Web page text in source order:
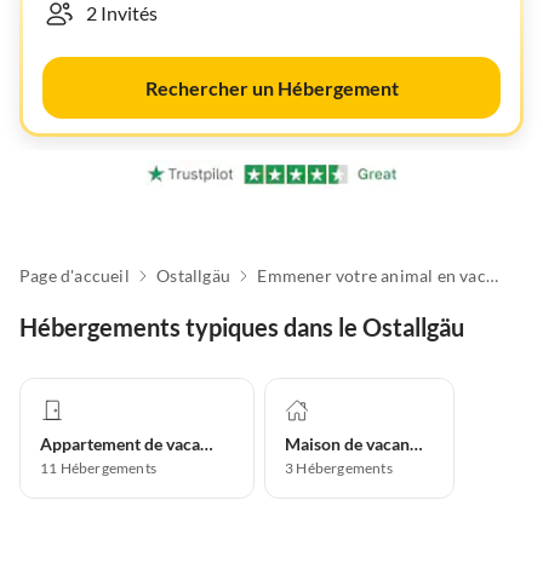
Rechercher un Hébergement
Page d'accueil Ostallgäu Emmener votre animal en vacances
Hébergements typiques dans le Ostallgäu
Appartement de vacances
11 Hébergements
Maison de vacances
3 Hébergements